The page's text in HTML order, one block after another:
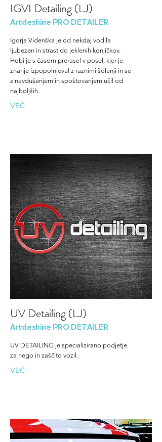
IGVI Detailing (LJ)
Artdeshine PRO DETAILER
Igorja Videnška je od nekdaj vodila
ljubezen in strast do jeklenih konjičkov.
Hobi je s časom prerasel v posel, kjer je
znanje izpopolnjeval z raznimi šolanji in se
z navdušenjem in spoštovanjem učil od
najboljših.
VEČ
UV Detailing (LJ)
Artdeshine PRO DETAILER
UV DETAILING je specializirano podjetje
za nego in zaščito vozil.
VEČ